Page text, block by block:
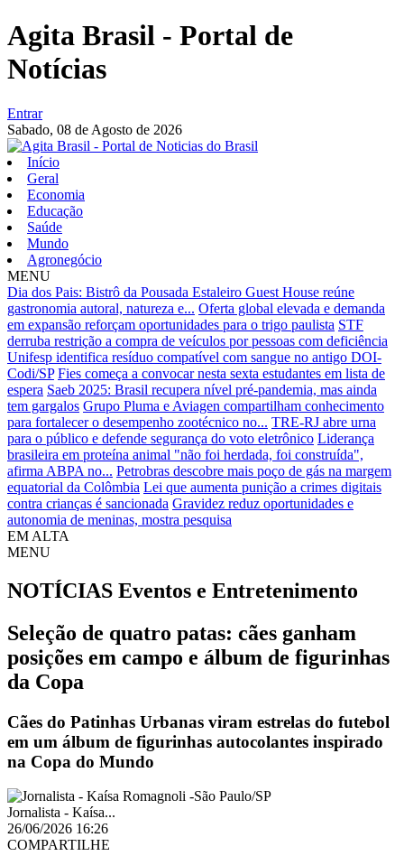
Agita Brasil - Portal de
Notícias
Entrar
Sabado, 08 de Agosto de 2026
Início
Geral
Economia
Educação
Saúde
Mundo
Agronegócio
MENU
Dia dos Pais: Bistrô da Pousada Estaleiro Guest House reúne
gastronomia autoral, natureza e... Oferta global elevada e demanda
em expansão reforçam oportunidades para o trigo paulista STF
derruba restrição a compra de veículos por pessoas com deficiência
Unifesp identifica resíduo compatível com sangue no antigo DOI-
Codi/SP Fies começa a convocar nesta sexta estudantes em lista de
espera Saeb 2025: Brasil recupera nível pré-pandemia, mas ainda
tem gargalos Grupo Pluma e Aviagen compartilham conhecimento
para fortalecer o desempenho zootécnico no... TRE-RJ abre urna
para o público e defende segurança do voto eletrônico Liderança
brasileira em proteína animal "não foi herdada, foi construída",
afirma ABPA no... Petrobras descobre mais poço de gás na margem
equatorial da Colômbia Lei que aumenta punição a crimes digitais
contra crianças é sancionada Gravidez reduz oportunidades e
autonomia de meninas, mostra pesquisa
EM ALTA
MENU
NOTÍCIAS Eventos e Entretenimento
Seleção de quatro patas: cães ganham
posições em campo e álbum de figurinhas
da Copa
Cães do Patinhas Urbanas viram estrelas do futebol
em um álbum de figurinhas autocolantes inspirado
na Copa do Mundo
Jornalista - Kaísa...
26/06/2026 16:26
COMPARTILHE